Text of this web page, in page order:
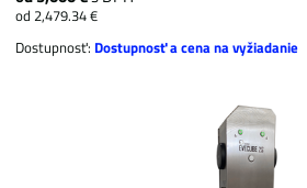
od 2,479.34 €
Dostupnosť: Dostupnosť a cena na vyžiadanie